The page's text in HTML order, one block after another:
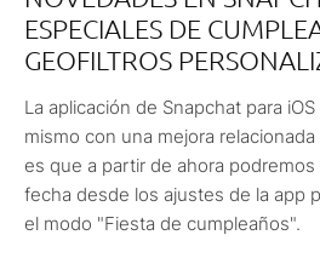
ESPECIALES DE
GEOFILTROS
La aplicación de Snapchat para
mismo con una mejora
es que a partir de ahora
fecha desde los ajustes de la app
el modo "Fiesta de cumpleaños".